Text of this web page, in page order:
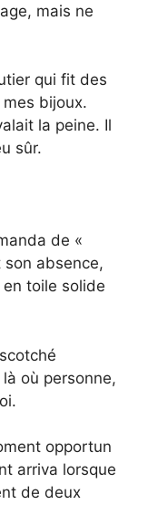
mais ne
qui fit des
bijoux.
la peine. Il
sûr.
de «
son absence,
en toile solide
où personne,
opportun
arriva lorsque
de deux